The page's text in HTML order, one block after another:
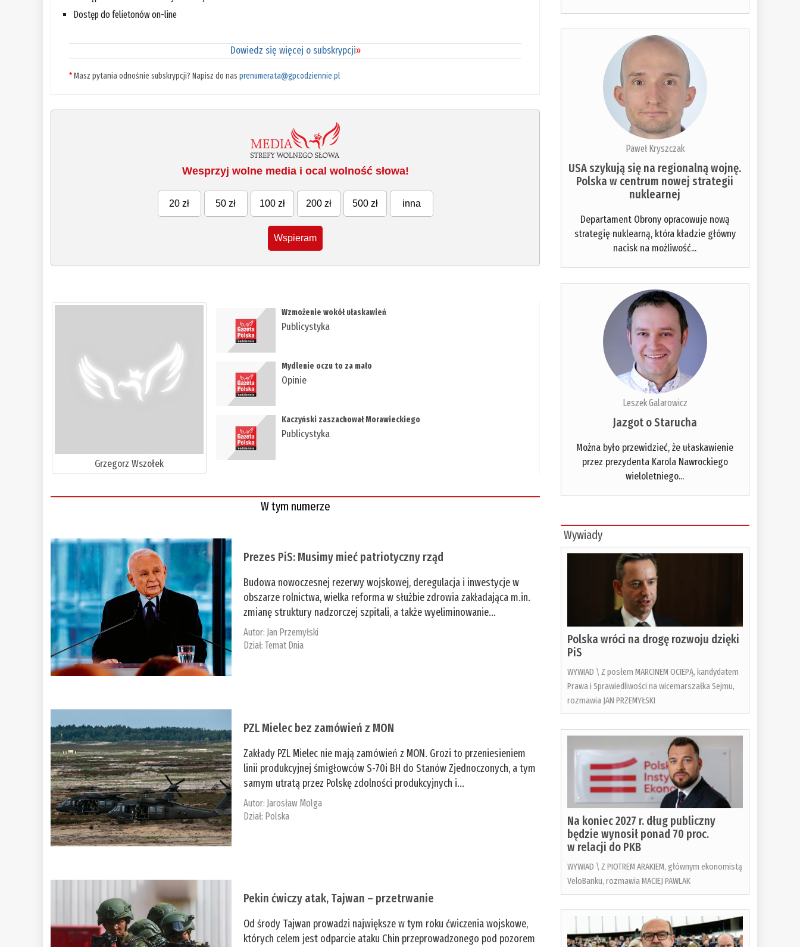
Dostęp do felietonów on-line
Dowiedz się więcej o subskrypcji»
*Masz pytania odnośnie subskrypcji? Napisz do nasprenumerata@gpcodziennie.pl
Wesprzyj wolne media i ocal wolność słowa!
20 zł 50 zł 100 zł 200 zł 500 zł inna
Wspieram
Grzegorz Wszołek
Wzmożenie wokół ułaskawień
Publicystyka
Mydlenie oczu to za mało
Opinie
Kaczyński zaszachował Morawieckiego
Publicystyka
W tym numerze
Prezes PiS: Musimy mieć patriotyczny rząd
Budowa nowoczesnej rezerwy wojskowej, deregulacja i inwestycje w
obszarze rolnictwa, wielka reforma w służbie zdrowia zakładająca m.in.
zmianę struktury nadzorczej szpitali, a także wyeliminowanie...
Autor: Jan Przemyłski
Dział:Temat Dnia
PZL Mielec bez zamówień z MON
Zakłady PZL Mielec nie mają zamówień z MON. Grozi to przeniesieniem
linii produkcyjnej śmigłowców S-70i BH do Stanów Zjednoczonych, a tym
samym utratą przez Polskę zdolności produkcyjnych i...
Autor: Jarosław Molga
Dział: Polska
Pekin ćwiczy atak, Tajwan – przetrwanie
Od środy Tajwan prowadzi największe w tym roku ćwiczenia wojskowe,
których celem jest odparcie ataku Chin przeprowadzonego pod pozorem
Paweł Kryszczak
USA szykują się na regionalną wojnę.
Polska w centrum nowej strategii
nuklearnej
Departament Obrony opracowuje nową
strategię nuklearną, która kładzie główny
nacisk na możliwość...
Leszek Galarowicz
Jazgot o Starucha
Można było przewidzieć, że ułaskawienie
przez prezydenta Karola Nawrockiego
wieloletniego...
Wywiady
Polska wróci na drogę rozwoju dzięki
PiS
WYWIAD \ Z posłem MARCINEM OCIEPĄ, kandydatem
Prawa i Sprawiedliwości na wicemarszałka Sejmu,
rozmawia JAN PRZEMYŁSKI
Na koniec 2027 r. dług publiczny
będzie wynosił ponad 70 proc.
w relacji do PKB
WYWIAD \ Z PIOTREM ARAKIEM, głównym ekonomistą
VeloBanku, rozmawia MACIEJ PAWLAK